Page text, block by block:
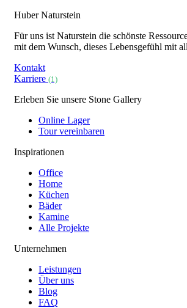
Huber Naturstein
Für uns ist Naturstein die schönste
mit dem Wunsch, dieses Lebensgefühl mit
Kontakt
Karriere (1)
Erleben Sie unsere Stone Gallery
Online Lager
Tour vereinbaren
Inspirationen
Office
Home
Küchen
Bäder
Kamine
Alle Projekte
Unternehmen
Leistungen
Über uns
Blog
FAQ